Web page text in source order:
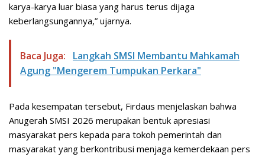
karya-karya luar biasa yang harus terus dijaga
keberlangsungannya,” ujarnya.
Baca Juga:
Langkah SMSI Membantu Mahkamah
Agung "Mengerem Tumpukan Perkara"
Pada kesempatan tersebut, Firdaus menjelaskan bahwa
Anugerah SMSI 2026 merupakan bentuk apresiasi
masyarakat pers kepada para tokoh pemerintah dan
masyarakat yang berkontribusi menjaga kemerdekaan pers